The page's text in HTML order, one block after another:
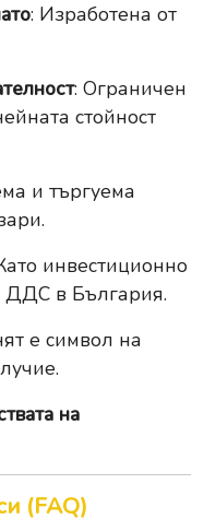
: Изработена от
: Ограничен
стойност
и търгуема
инвестиционно
ДДС в България.
е символ на
на
(FAQ)